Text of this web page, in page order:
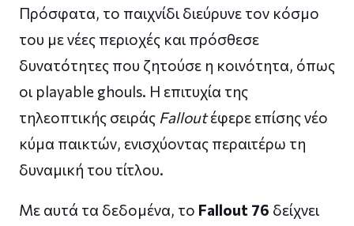
Πρόσφατα, το παιχνίδι διεύρυνε τον κόσμο
του με νέες περιοχές και πρόσθεσε
δυνατότητες που ζητούσε η κοινότητα, όπως
οι playable ghouls. Η επιτυχία της
τηλεοπτικής σειράς Falloutέφερε επίσης νέο
κύμα παικτών, ενισχύοντας περαιτέρω τη
δυναμική του τίτλου.
Με αυτά τα δεδομένα, το Fallout 76 δείχνει